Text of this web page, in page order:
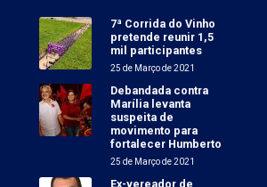
7ª Corrida do Vinho
pretende reunir 1,5
mil participantes
25 de Março de 2021
Debandada contra
Marília levanta
suspeita de
movimento para
fortalecer Humberto
25 de Março de 2021
Ex-vereador de